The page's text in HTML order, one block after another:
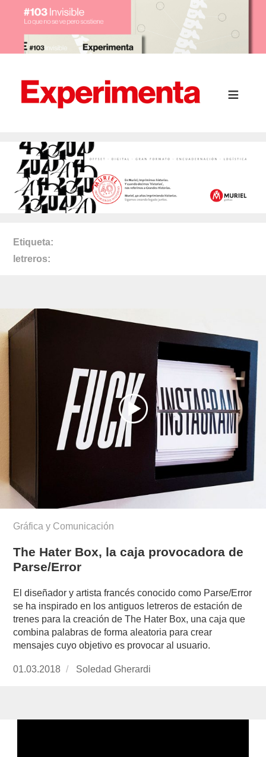
Etiqueta
letreros
Gráfica y Comunicación
The Hater Box, la caja provocadora de
Parse/Error
El diseñador y artista francés conocido como Parse/Error
se ha inspirado en los antiguos letreros de estación de
trenes para la creación de The Hater Box, una caja que
combina palabras de forma aleatoria para crear
mensajes cuyo objetivo es provocar al usuario.
Publicado
01.03.2018
https://www.experimenta.es/author/soledad-
Soledad Gherardi